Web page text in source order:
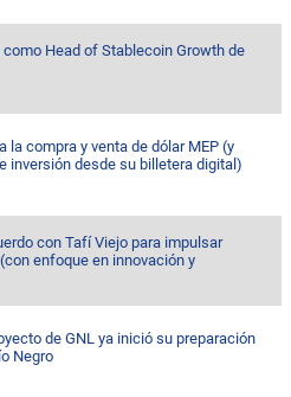
Head of Stablecoin Growth de
la compra y venta de dólar MEP (y
inversión desde su billetera digital)
con Tafí Viejo para impulsar
enfoque en innovación y
de GNL ya inició su preparación
Negro